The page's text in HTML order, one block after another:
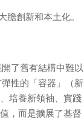
創新和本土化。
了舊有結構中難以
性的「容器」（新
培養新領袖、實踐
，而是擴展了基督